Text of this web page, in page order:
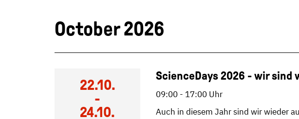
October 2026
22.10.
-
24.10.
ScienceDays 2026 - wir sind
09:00 - 17:00 Uhr
Auch in diesem Jahr sind wir wieder